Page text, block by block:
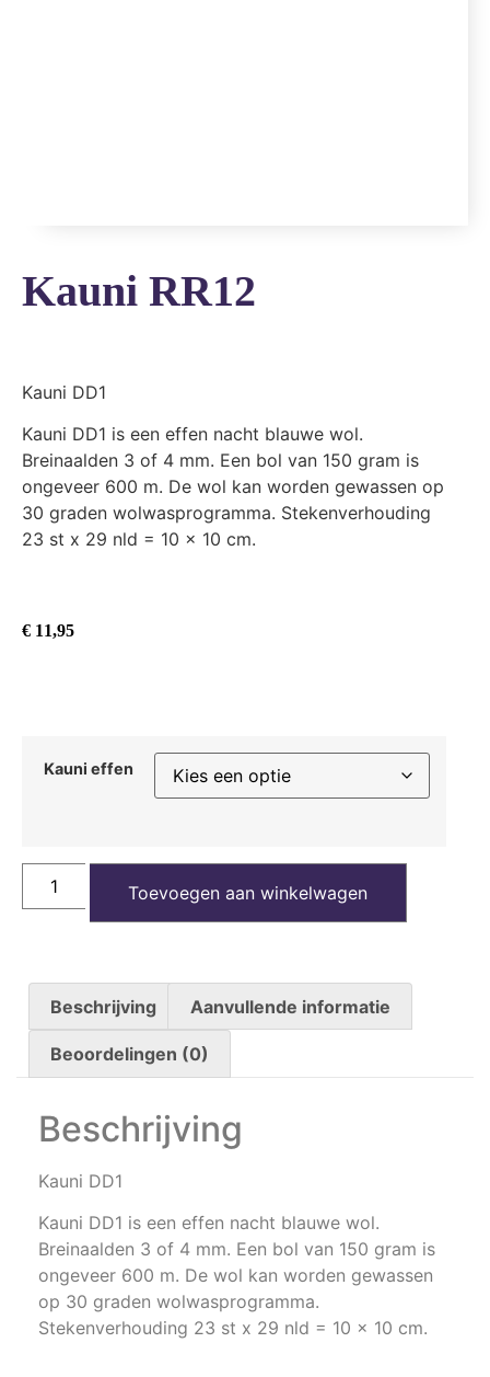
Kauni RR12
Kauni DD1
Kauni DD1 is een effen nacht blauwe wol.
Breinaalden 3 of 4 mm. Een bol van 150 gram is
ongeveer 600 m. De wol kan worden gewassen op
30 graden wolwasprogramma. Stekenverhouding
23 st x 29 nld = 10 x 10 cm.
€ 11,95
Kauni effen
Toevoegen aan winkelwagen
Beschrijving Aanvullende informatie
Beoordelingen (0)
Beschrijving
Kauni DD1
Kauni DD1 is een effen nacht blauwe wol.
Breinaalden 3 of 4 mm. Een bol van 150 gram is
ongeveer 600 m. De wol kan worden gewassen
op 30 graden wolwasprogramma.
Stekenverhouding 23 st x 29 nld = 10 x 10 cm.